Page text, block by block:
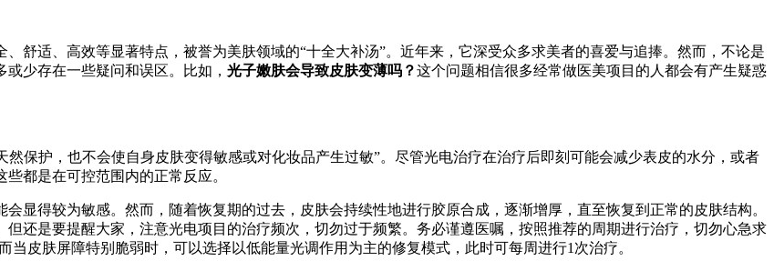
舒适、高效等显著特点，被誉为美肤领域的“十全大补汤”。近年来，它深受众多求美者的喜爱与追捧。 然而，不论是
少存在一些疑问和误区。比如， 光子嫩肤会导致皮肤变薄吗？这个问题相信很多经常做医美项目的人都会有产生疑惑
然保护，也不会使自身皮肤变得敏感或对化妆品产生过敏”。尽管光电治疗在治疗后即刻可能会减少表皮的水分，或者
都是在可控范围内的正常反应。
显得较为敏感。然而，随着恢复期的过去，皮肤会持续性地进行胶原合成，逐渐增厚，直至恢复到正常的皮肤结构。
但还是要提醒大家，注意光电项目的治疗频次，切勿过于频繁。务必谨遵医嘱，按照推荐的周期进行治疗，切勿心急求
当皮肤屏障特别脆弱时，可以选择以低能量光调作用为主的修复模式，此时可每周进行1次治疗。